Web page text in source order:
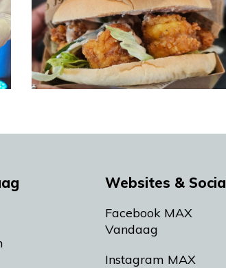
Websites & Social
Facebook MAX
Vandaag
Instagram MAX